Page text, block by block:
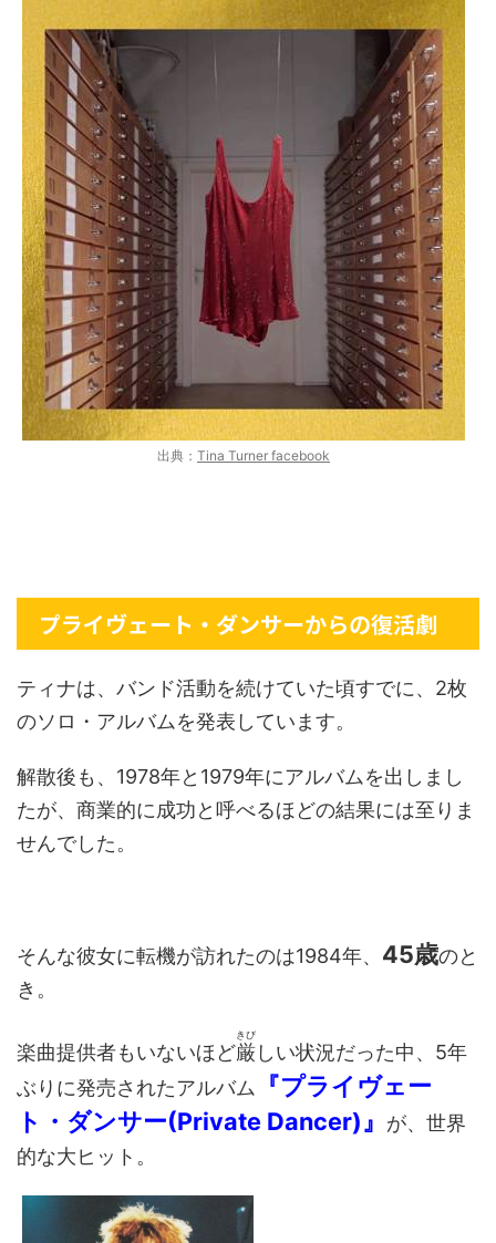
出典： Tina Turner facebook
プライヴェート・ダンサーからの復活劇
ティナは、バンド活動を続けていた頃すでに、2枚
のソロ・アルバムを発表しています。
解散後も、1978年と1979年にアルバムを出しまし
たが、商業的に成功と呼べるほどの結果には至りま
せんでした。
そんな彼女に転機が訪れたのは1984年、 45歳のと
き。
楽曲提供者もいないほど厳
きび
しい状況だった中、5年
ぶりに発売されたアルバム
『プライヴェー
ト・ダンサー(Private Dancer)』
が、世界
的な大ヒット。